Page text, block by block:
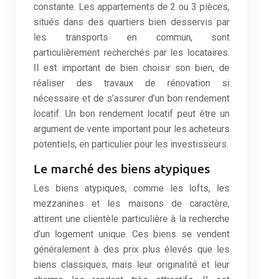
constante. Les appartements de 2 ou 3 pièces,
situés dans des quartiers bien desservis par
les transports en commun, sont
particulièrement recherchés par les locataires.
Il est important de bien choisir son bien, de
réaliser des travaux de rénovation si
nécessaire et de s’assurer d’un bon rendement
locatif. Un bon rendement locatif peut être un
argument de vente important pour les acheteurs
potentiels, en particulier pour les investisseurs.
Le marché des biens atypiques
Les biens atypiques, comme les lofts, les
mezzanines et les maisons de caractère,
attirent une clientèle particulière à la recherche
d’un logement unique. Ces biens se vendent
généralement à des prix plus élevés que les
biens classiques, mais leur originalité et leur